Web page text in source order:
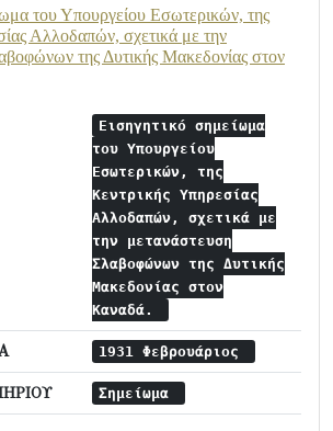
του Υπουργείου Εσωτερικών, της
Αλλοδαπών, σχετικά με την
της Δυτικής Μακεδονίας στον
Εισηγητικό σημείωμα
του Υπουργείου
Εσωτερικών, της
Κεντρικής Υπηρεσίας
Αλλοδαπών, σχετικά με
την μετανάστευση
Σλαβοφώνων της Δυτικής
Μακεδονίας στον
Καναδά.
1931 Φεβρουάριος
Σημείωμα